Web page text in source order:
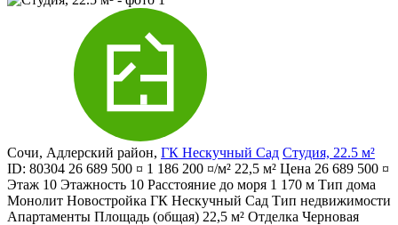
Сочи, Адлерский район, ГК Нескучный Сад Студия, 22.5 м²
ID: 80304 26 689 500 ¤ 1 186 200 ¤/м² 22,5 м² Цена 26 689 500 ¤
Этаж 10 Этажность 10 Расстояние до моря 1 170 м Тип дома
Монолит Новостройка ГК Нескучный Сад Тип недвижимости
Апартаменты Площадь (общая) 22,5 м² Отделка Черновая